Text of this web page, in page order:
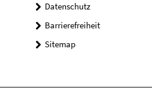
Datenschutz
Barrierefreiheit
Sitemap